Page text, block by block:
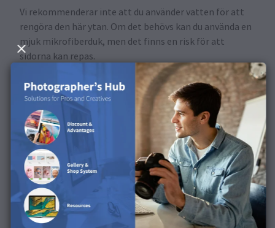
Vi rekommenderar inte att du använder vatten för att
rengöra den här ytan. Om det behövs kan du använda en
mjuk mikrofiberduk, men det finns en risk för att
sidorna kan repas.
Tillgänglig i följande
produkter
Denna yta är tillgänglig för fotoutskrifter,
fotoklistermärken, fotoset, posters, kalender,
portfolioalbum.
Upptäck ytan i vår
produktvideo